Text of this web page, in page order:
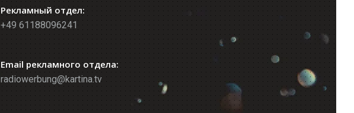
Рекламный отдел:
+49 61188096241
Email рекламного отдела:
radiowerbung@kartina.tv